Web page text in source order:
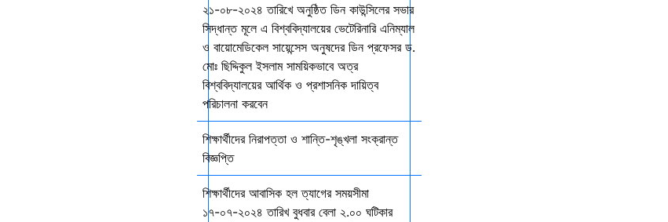
২১-০৮-২০২৪ তারিখে অনুষ্ঠিত ডিন কাউন্সিলের সভার
সিদ্ধান্ত মূলে এ বিশ্ববিদ্যালয়ের ভেটেরিনারি এনিম্যাল
ও বায়োমেডিকেল সায়েন্সেস অনুষদের ডিন প্রফেসর ড.
মোঃ ছিদ্দিকুল ইসলাম সাময়িকভাবে অত্র
বিশ্ববিদ্যালয়ের আর্থিক ও প্রশাসনিক দায়িত্ব
পরিচালনা করবেন
শিক্ষার্থীদের নিরাপত্তা ও শান্তি-শৃঙ্খলা সংক্রান্ত
বিজ্ঞপ্তি
শিক্ষার্থীদের আবাসিক হল ত্যাগের সময়সীমা
১৭-০৭-২০২৪ তারিখ বুধবার বেলা ২.০০ ঘটিকার